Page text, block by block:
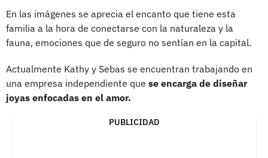
En las imágenes se aprecia el encanto que tiene esta
familia a la hora de conectarse con la naturaleza y la
fauna, emociones que de seguro no sentían en la capital.
Actualmente Kathy y Sebas se encuentran trabajando en
una empresa independiente que se encarga de diseñar
joyas enfocadas en el amor.
PUBLICIDAD